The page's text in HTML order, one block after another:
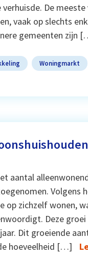
De
vaak op slechts
gemeenten zijn
Woningmarkt
aantal
Volgens
op zichzelf wonen,
Deze
Dit groeiende
hoeveelheid […]